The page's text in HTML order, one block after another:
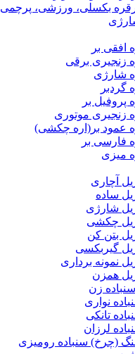
بکسلی، ورزشی، پرچمی
افقی بر
زنجیری برقی
شارژی
گردبر
پروفیل بر
زنجیری موتوری
عمود بر(اره چکشی)
فارسی بر
میزی
آچاری
ساده
شارژی
چکشی
بتن کن
گیربکسی
نمونه برداری
همزن
زن
نواری
تانکی
لرزان
(چرخ) سنباده رومیزی